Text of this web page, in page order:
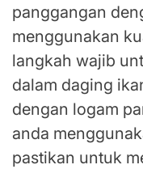
panggangan
menggunakan
langkah wajib
dalam daging
dengan logam
anda
pastikan untuk